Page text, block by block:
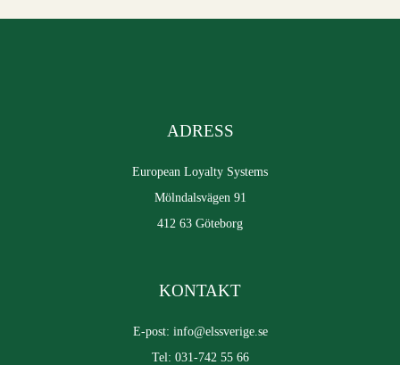
ADRESS
European Loyalty Systems
Mölndalsvägen 91
412 63 Göteborg
KONTAKT
E-post: info@elssverige.se
Tel: 031-742 55 66